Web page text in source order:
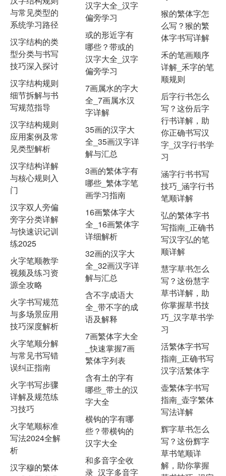
与常见类型的
系统学习路径
汉字结构的类
型分类与书写
技巧深入探讨
汉字结构规则
细节拆解与书
写规范指导
汉字结构规则
应用案例及常
见类型解析
汉字结构详解
与核心规则入
门
汉字双人旁偏
旁字分类详解
与快速识记训
练2025
火字笔顺教学
视频及练习资
源全攻略
火字书写规范
与多场景应用
技巧深度解析
火字笔顺分解
与常见书写错
误纠正指南
火字书写步骤
详解及规范练
习技巧
火字笔顺标准
写法2024全解
析
汉字穆的繁体
汉字大全_汉字
偏旁学习
或的形近字有
哪些？带或的
汉字大全_汉字
偏旁学习
7画属水的字大
全_7画属水汉
字详解
35画的汉字大
全_35画汉字详
解与汇总
3画的繁体字有
哪些_繁体字笔
画学习指南
16画繁体字大
全_16画繁体字
详细解析
32画的汉字大
全_32画汉字详
解与汇总
含不字成语大
全_带不字的成
语及解释
7画繁体字大全
_快速掌握7画
繁体字列表
含有土的字有
哪些_带土的汉
字大全
横钩的字有哪
些？带横钩的
汉字大全
和多音字全收
录_汉字多音字
猴的繁体字怎
么写？猴的繁
体字书写详解
禾的笔画顺序
详解_禾字的笔
顺规则
后字行书怎么
写？这份后字
行书详解，助
你正确书写汉
字_汉字行书学
习
涵字行书书写
技巧_涵字行书
笔顺详解
弘的繁体字书
写指南_正确书
写汉字弘的笔
顺详解
慧字草书怎么
写？这份慧字
草书详解，助
你掌握草书技
巧_汉字草书学
习
活繁体字书写
指南_正确书写
汉字活繁体字
壶繁体字书写
指南_壶字繁体
写法详解
辉字草书怎么
写？这份辉字
草书笔顺详
解，助你掌握